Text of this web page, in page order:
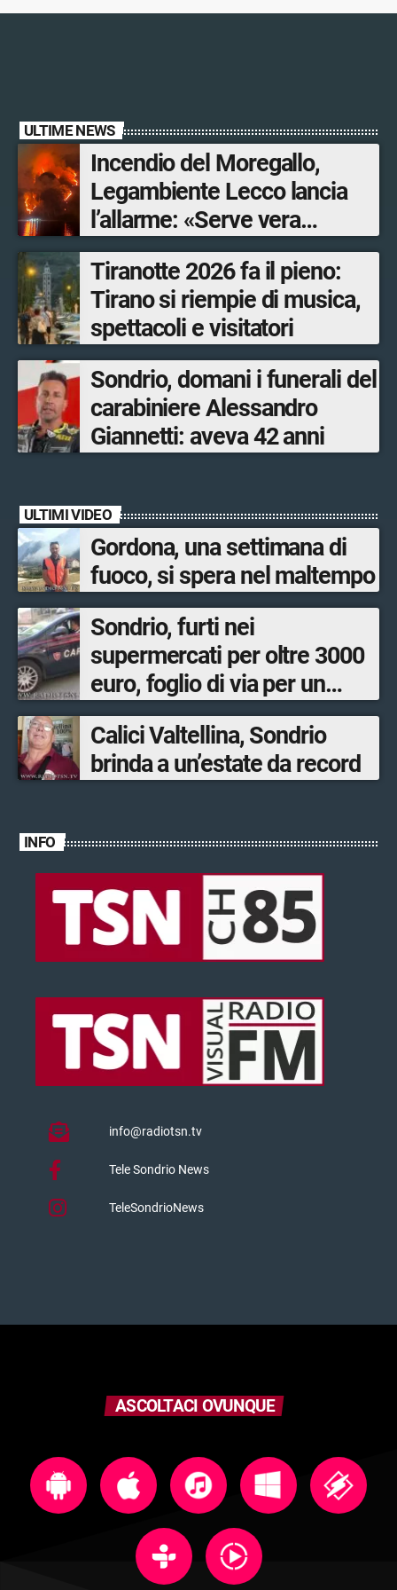
ULTIME NEWS
Incendio del Moregallo,
Legambiente Lecco lancia
l’allarme: «Serve vera
prevenzione»
Tiranotte 2026 fa il pieno:
Tirano si riempie di musica,
spettacoli e visitatori
Sondrio, domani i funerali del
carabiniere Alessandro
Giannetti: aveva 42 anni
ULTIMI VIDEO
Gordona, una settimana di
fuoco, si spera nel maltempo
Sondrio, furti nei
supermercati per oltre 3000
euro, foglio di via per un
ventinovenne
Calici Valtellina, Sondrio
brinda a un’estate da record
INFO
info@radiotsn.tv
Tele Sondrio News
TeleSondrioNews
ASCOLTACI OVUNQUE